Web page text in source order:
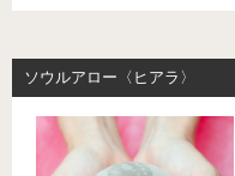
ソウルアロー〈ヒアラ〉